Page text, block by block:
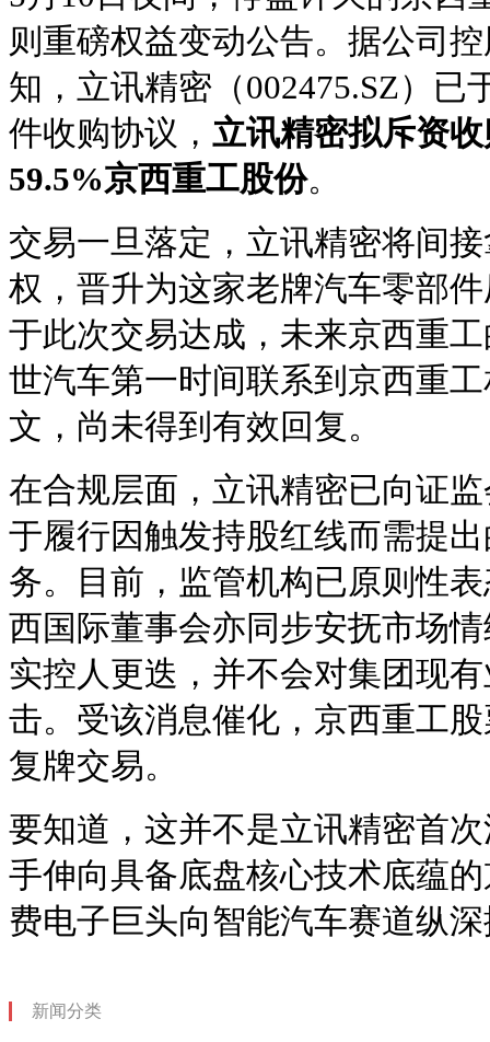
则重磅权益变动公告。据公司
知，立讯精密（002475.SZ）已
件收购协议， 立讯精密拟斥资
59.5%京西重工股份。
交易一旦落定，立讯精密将间
权，晋升为这家老牌汽车零部
于此次交易达成，未来京西重
世汽车第一时间联系到京西重
文，尚未得到有效回复。
在合规层面，立讯精密已向证
于履行因触发持股红线而需提
务。目前，监管机构已原则性
西国际董事会亦同步安抚市场
实控人更迭，并不会对集团现
击。受该消息催化，京西重工
复牌交易。
要知道，这并不是立讯精密首
手伸向具备底盘核心技术底蕴
费电子巨头向智能汽车赛道纵
新闻分类